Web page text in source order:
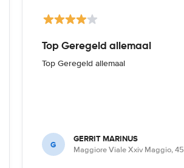
Top Geregeld allemaal
Top Geregeld allemaal
G GERRIT MARINUS
Maggiore Viale Xxiv Maggio, 45